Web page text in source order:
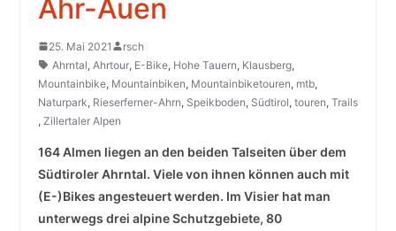
Ahr-Auen
25. Mai 2021
rsch
Ahrntal, Ahrtour, E-Bike, Hohe Tauern, Klausberg,
Mountainbike, Mountainbiken, Mountainbiketouren, mtb,
Naturpark, Rieserferner-Ahrn, Speikboden, Südtirol, touren, Trails
, Zillertaler Alpen
164 Almen liegen an den beiden Talseiten über dem
Südtiroler Ahrntal. Viele von ihnen können auch mit
(E-)Bikes angesteuert werden. Im Visier hat man
unterwegs drei alpine Schutzgebiete, 80